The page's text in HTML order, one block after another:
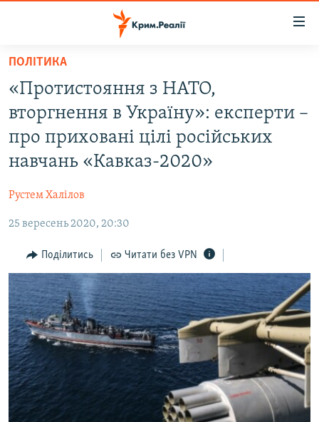
Перейти
основного
матеріалу
Перейти
до
основної
Перейти
до
ВОДА.КРИМ
ВІДЕО ТА ФОТО
ПОГЛЯД
ІНТЕРВ'Ю
ВСЕ ЗА ДЕНЬ
СПЕЦПРОЕКТИ
ДЕПОРТАЦІЯ
ВІДЕОУРОКИ «ELIFBE»
СВІДЧЕННЯ ОКУПАЦІЇ
УКРАЇНСЬКА ПРОБЛЕМА КРИМУ
ІНФОГРАФІКА
ЯК ОБІЙТИ БЛОКУВАННЯ
Русский
Qırımtatar
ДОЛУЧАЙСЯ!
ПОЛІТИКА
«Протистояння з НАТО,
вторгнення в Україну»: експерти –
про приховані цілі російських
навчань «Кавказ-2020»
Рустем Халілов
25 вересень 2020, 20:30
Поділитись Читати без VPN